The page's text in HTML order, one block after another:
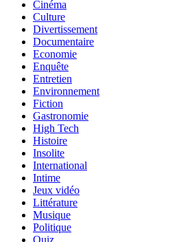
Cinéma
Culture
Divertissement
Documentaire
Economie
Enquête
Entretien
Environnement
Fiction
Gastronomie
High Tech
Histoire
Insolite
International
Intime
Jeux vidéo
Littérature
Musique
Politique
Quiz